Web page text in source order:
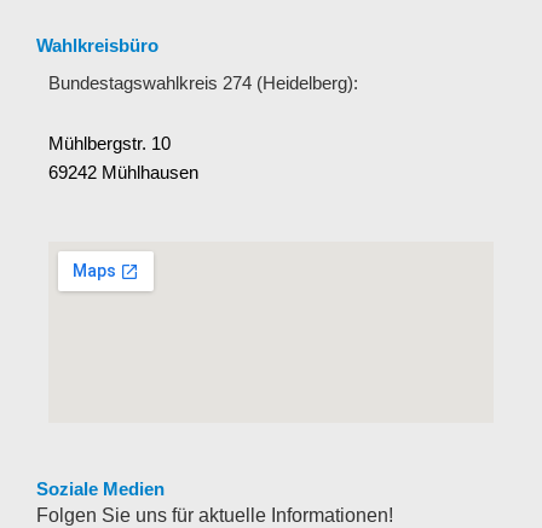
Wahlkreisbüro
Bundestagswahlkreis 274 (Heidelberg):
Mühlbergstr. 10
69242 Mühlhausen
Soziale Medien
Folgen Sie uns für aktuelle Informationen!